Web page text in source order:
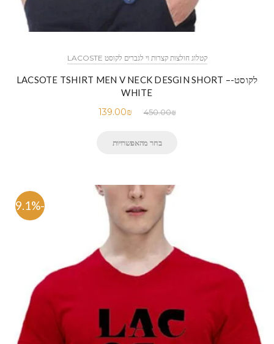
קטלוג חולצות קצרות וי לגברים לקוסט LACOSTE
לקוסט-LACSOTE TSHIRT MEN V NECK DESGIN SHORT –
WHITE
450.00₪
139.00₪
בחר מהאפשרויות
-69.1%